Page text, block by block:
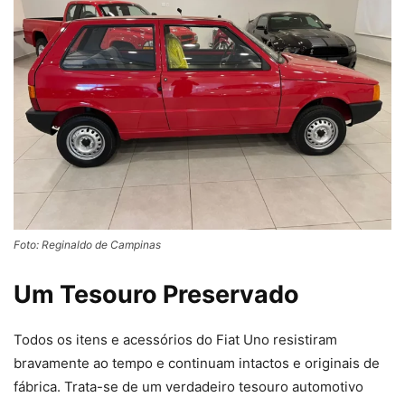
Foto: Reginaldo de Campinas
Um Tesouro Preservado
Todos os itens e acessórios do Fiat Uno resistiram
bravamente ao tempo e continuam intactos e originais de
fábrica. Trata-se de um verdadeiro tesouro automotivo